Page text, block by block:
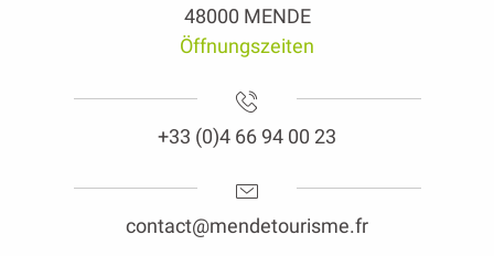
48000 MENDE
Öffnungszeiten
+33 (0)4 66 94 00 23
contact@mendetourisme.fr